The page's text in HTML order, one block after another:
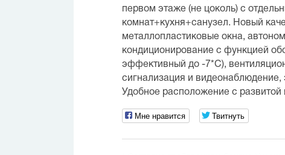
первом этаже (не цоколь) с
комнат+кухня+санузел. Новый
металлопластиковые окна,
кондиционирование с функцией
эффективный до -7*С),
сигнализация и видеонаблюдение,
Удобное расположение с развитой
Мне нравится Твитнуть